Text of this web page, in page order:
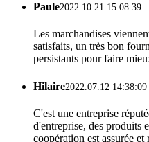
Paule2022.10.21 15:08:39
Les marchandises
satisfaits, un très bon
persistants pour faire
Hilaire2022.07.12 14:38:09
C'est une entreprise
d'entreprise, des produits
coopération est assurée et